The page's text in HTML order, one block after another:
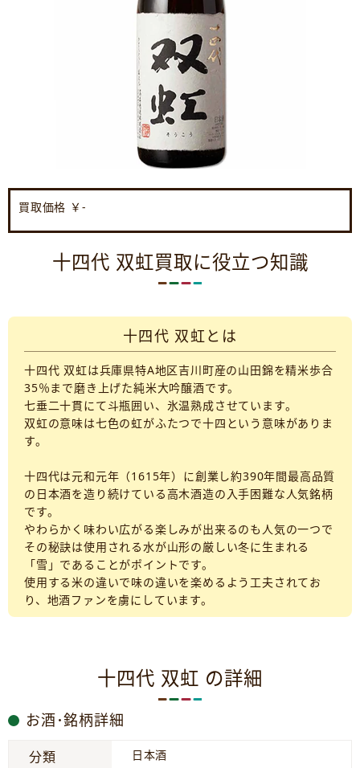
買取価格 ￥ -
十四代 双虹買取に役立つ知識
十四代 双虹とは
十四代 双虹は兵庫県特A地区吉川町産の山田錦を精米歩合
35％まで磨き上げた純米大吟醸酒です。
七垂二十貫にて斗瓶囲い、氷温熟成させています。
双虹の意味は七色の虹がふたつで十四という意味がありま
す。
十四代は元和元年（1615年）に創業し約390年間最高品質
の日本酒を造り続けている高木酒造の入手困難な人気銘柄
です。
やわらかく味わい広がる楽しみが出来るのも人気の一つで
その秘訣は使用される水が山形の厳しい冬に生まれる
「雪」であることがポイントです。
使用する米の違いで味の違いを楽めるよう工夫されてお
り、地酒ファンを虜にしています。
十四代 双虹 の詳細
お酒･銘柄詳細
分類 日本酒